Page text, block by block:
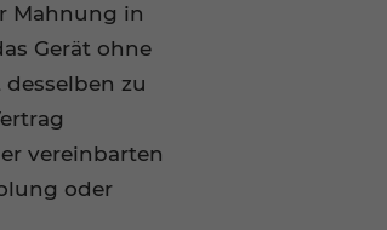
Mahnung in
Gerät ohne
zu
vereinbarten
oder